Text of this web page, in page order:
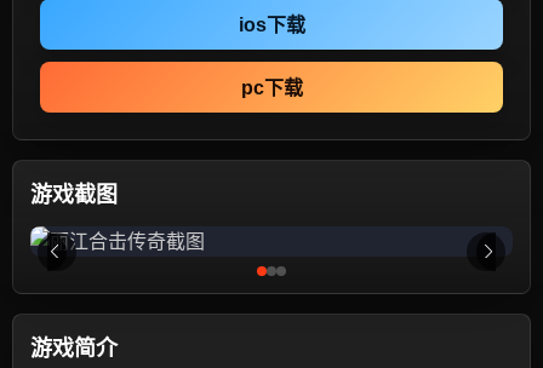
ios下载
pc下载
游戏截图
游戏简介